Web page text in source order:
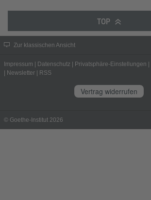
TOP
Zur klassischen Ansicht
Impressum Datenschutz Privatsphäre-Einstellungen
Newsletter RSS
Vertrag widerrufen
© Goethe-Institut 2026